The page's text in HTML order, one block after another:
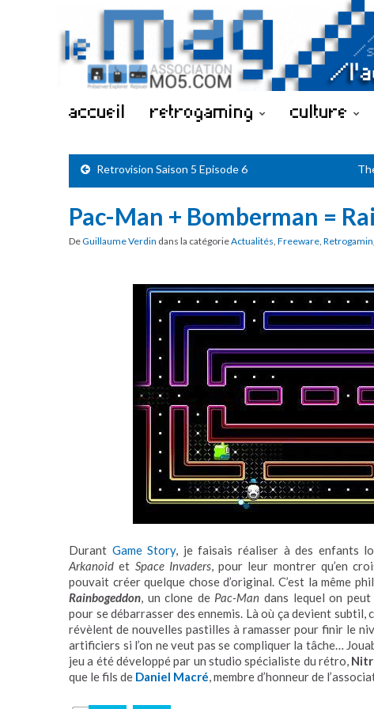
accueil retrogaming culture
Retrovision Saison 5 Episode 6
Pac-Man + Bomberman =
DeGuillaume Verdin dans la catégorieActualités, Freeware,
Durant Game Story, je faisais réaliser à des enfants
Arkanoidet Space Invaders, pour leur montrer qu’en
pouvait créer quelque chose d’original. C’est la même
Rainbogeddon , un clone de Pac-Man dans lequel on peut
pour se débarrasser des ennemis. Là où ça devient subtil,
révèlent de nouvelles pastilles à ramasser pour finir le
artificiers si l’on ne veut pas se compliquer la tâche…
jeu a été développé par un studio spécialiste du rétro,
que le fils de Daniel Macré , membre d’honneur de